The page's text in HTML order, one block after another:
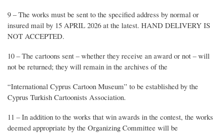
9 – The works must be sent to the specified address by normal or
insured mail by 15 APRIL 2026 at the latest. HAND DELIVERY IS
NOT ACCEPTED.
10 – The cartoons sent – ​​whether they receive an award or not – will
not be returned; they will remain in the archives of the
“International Cyprus Cartoon Museum” to be established by the
Cyprus Turkish Cartoonists Association.
11 – In addition to the works that win awards in the contest, the works
deemed appropriate by the Organizing Committee will be